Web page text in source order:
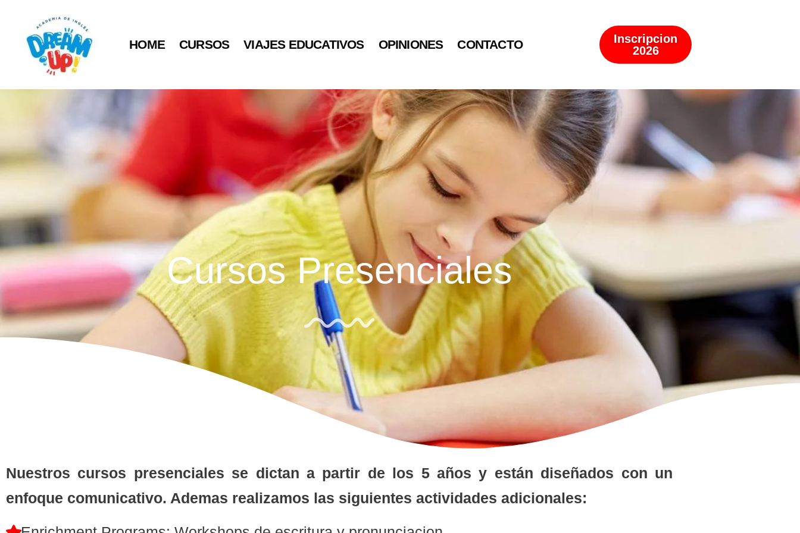
contenido
HOME CURSOS VIAJES EDUCATIVOS OPINIONES CONTACTO
Inscripcion
2026
Cursos Presenciales
Nuestros cursos presenciales se dictan a partir de los 5 años y están diseñados con un
enfoque comunicativo. Ademas realizamos las siguientes actividades adicionales: